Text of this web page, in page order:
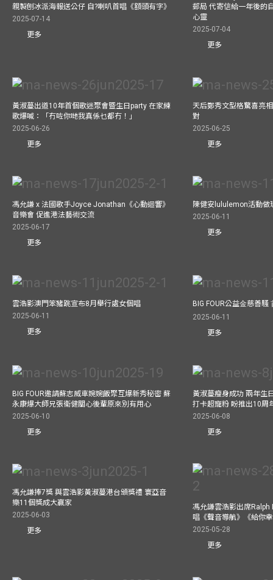
親製刨冰派海報送公仔 自?喇叭首唱《額頭有字》
2025-07-14
更多
郵局 代寄信給一年後的
心靈
2025-07-04
更多
黃淑蔓出道10年首個歌迷聚會暨生日party 在家練
歌爆喊：「冇咗你哋我真係乜都冇！」
2025-06-26
更多
天后鄭秀文型格驚喜亮
對
2025-06-25
更多
馮允謙 x 法國歌手Joyce Jonathan《心動迴響》
音樂會 促進港法藝術交流
2025-06-17
更多
陳健安lululemon活動做
2025-06-11
更多
雲浩影澳門笨豬跳宣布8月舉行處女個唱
2025-06-11
更多
BIG FOUR公益⾦慈善
2025-06-11
更多
BIG FOUR邀請蘇志威車婉婉飯聚互爆新秀秘密 蘇
永康爆大師兄張衞健關心後輩原來別有用心
2025-06-10
更多
黃淑蔓瘦身成功 兩年生
打卡超寵粉 盼推出10周
2025-06-08
更多
馮允謙捧7獎 與雲浩影黃淑蔓港台頒獎禮 寰亞音
樂11個獎成大贏家
2025-06-03
更多
馮允謙雲浩影出席
唱《聲音導航》《給你
2025-05-28
更多